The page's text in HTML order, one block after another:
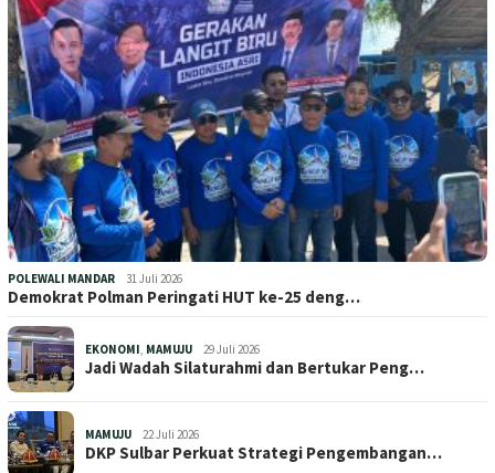
POLEWALI MANDAR 31 Juli 2026
Demokrat Polman Peringati HUT ke-25 deng…
EKONOMI, MAMUJU 29 Juli 2026
Jadi Wadah Silaturahmi dan Bertukar Peng…
MAMUJU 22 Juli 2026
DKP Sulbar Perkuat Strategi Pengembangan…